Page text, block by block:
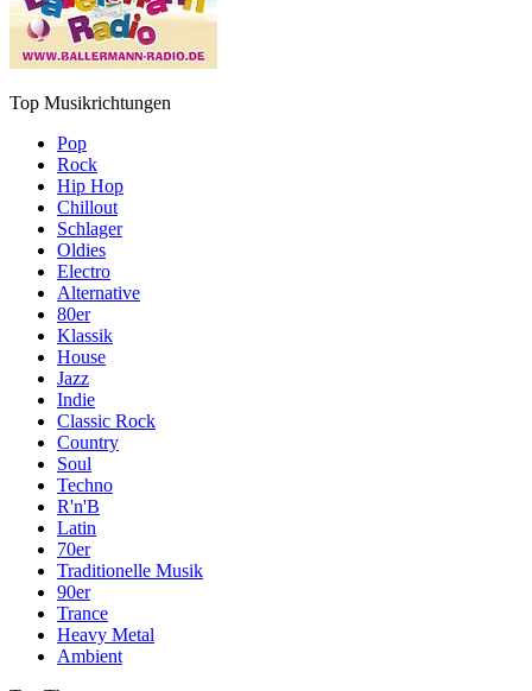
Top Musikrichtungen
Pop
Rock
Hip Hop
Chillout
Schlager
Oldies
Electro
Alternative
80er
Klassik
House
Jazz
Indie
Classic Rock
Country
Soul
Techno
R'n'B
Latin
70er
Traditionelle Musik
90er
Trance
Heavy Metal
Ambient